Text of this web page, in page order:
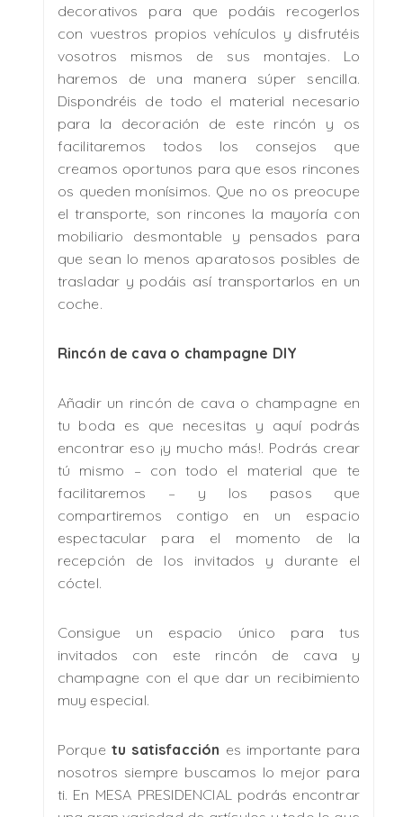
decorativos para que podáis recogerlos
con vuestros propios vehículos y disfrutéis
vosotros mismos de sus montajes. Lo
haremos de una manera súper sencilla.
Dispondréis de todo el material necesario
para la decoración de este rincón y os
facilitaremos todos los consejos que
creamos oportunos para que esos rincones
os queden monísimos. Que no os preocupe
el transporte, son rincones la mayoría con
mobiliario desmontable y pensados para
que sean lo menos aparatosos posibles de
trasladar y podáis así transportarlos en un
coche.
Rincón de cava o champagne DIY
Añadir un rincón de cava o champagne en
tu boda es que necesitas y aquí podrás
encontrar eso ¡y mucho más!. Podrás crear
tú mismo – con todo el material que te
facilitaremos – y los pasos que
compartiremos contigo en un espacio
espectacular para el momento de la
recepción de los invitados y durante el
cóctel.
Consigue un espacio único para tus
invitados con este rincón de cava y
champagne con el que dar un recibimiento
muy especial.
Porque tu satisfacción es importante para
nosotros siempre buscamos lo mejor para
ti. En MESA PRESIDENCIAL podrás encontrar